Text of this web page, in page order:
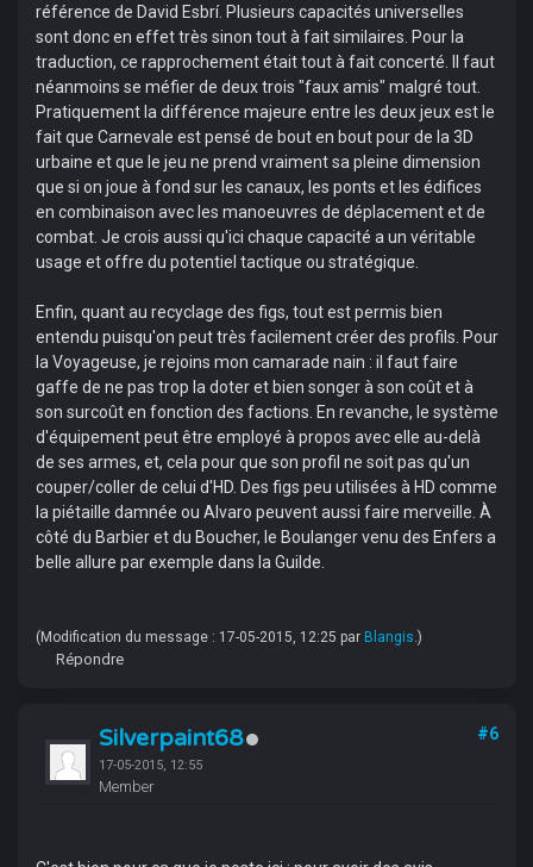
référence de David Esbrí. Plusieurs capacités universelles
sont donc en effet très sinon tout à fait similaires. Pour la
traduction, ce rapprochement était tout à fait concerté. Il faut
néanmoins se méfier de deux trois "faux amis" malgré tout.
Pratiquement la différence majeure entre les deux jeux est le
fait que Carnevale est pensé de bout en bout pour de la 3D
urbaine et que le jeu ne prend vraiment sa pleine dimension
que si on joue à fond sur les canaux, les ponts et les édifices
en combinaison avec les manoeuvres de déplacement et de
combat. Je crois aussi qu'ici chaque capacité a un véritable
usage et offre du potentiel tactique ou stratégique.
Enfin, quant au recyclage des figs, tout est permis bien
entendu puisqu'on peut très facilement créer des profils. Pour
la Voyageuse, je rejoins mon camarade nain : il faut faire
gaffe de ne pas trop la doter et bien songer à son coût et à
son surcoût en fonction des factions. En revanche, le système
d'équipement peut être employé à propos avec elle au-delà
de ses armes, et, cela pour que son profil ne soit pas qu'un
couper/coller de celui d'HD. Des figs peu utilisées à HD comme
la piétaille damnée ou Alvaro peuvent aussi faire merveille. À
côté du Barbier et du Boucher, le Boulanger venu des Enfers a
belle allure par exemple dans la Guilde.
(Modification du message : 17-05-2015, 12:25 par Blangis.)
Répondre
Silverpaint68
17-05-2015, 12:55
Member
#6